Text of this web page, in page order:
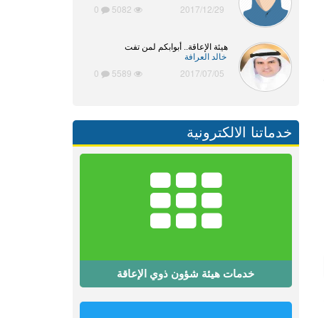
2017/12/29
هيئة الإعاقة.. أبوابكم لمن تفت
خالد العرافة
2017/07/05
خدماتنا الالكترونية
خدمات هيئة شؤون ذوي الإعاقة